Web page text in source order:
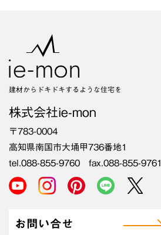
建材からドキドキするような住宅を
株式会社ie-mon
〒783-0004
高知県南国市大埇甲736番地1
tel.088-855-9760 fax.088-855-9761
お問い合せ